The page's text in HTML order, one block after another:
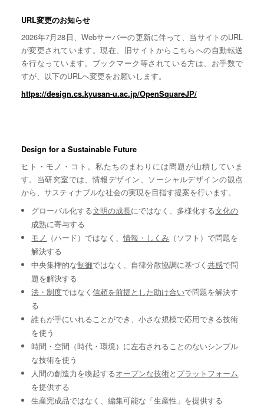
URL変更のお知らせ
2026年7月28日、Webサーバーの更新に伴って、当サイトのURL
が変更されています。現在、旧サイトからこちらへの自動転送
を行なっています。ブックマーク等されている方は、お手数で
すが、以下のURLへ変更をお願いします。
https://design.cs.kyusan-u.ac.jp/OpenSquareJP/
Design for a Sustainable Future
ヒト・モノ・コト。私たちのまわりには問題が山積していま
す。当研究室では、情報デザイン、ソーシャルデザインの観点
から、サスティナブルな社会の実現を目指す提案を行います。
グローバル化する文明の成長にではなく、多様化する文化の
成熟に寄与する
モノ （ハード）ではなく、情報・しくみ （ソフト）で問題を
解決する
中央集権的な制御ではなく、自律分散協調に基づく共感で問
題を解決する
法・制度ではなく信頼を前提とした助け合いで問題を解決す
る
誰もが手にいれることができ、小さな規模で応用できる技術
を使う
時間・空間（時代・環境）に左右されることのないシンプル
な技術を使う
人間の創造力を喚起するオープンな技術と プラットフォーム
を提供する
生産完成品ではなく、編集可能な「生産性」を提供する